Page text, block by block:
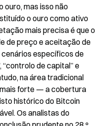
ouro, mas isso não
o ouro como ativo
mais precisa é que o
de preço e aceitação de
específicos de
de capital” e
na área tradicional
forte — a cobertura
histórico do Bitcoin
Os analistas do